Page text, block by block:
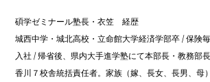
碩学ゼミナール塾長・衣笠 経歴
城西中学・城北高校・立命館大学経済学部卒 /保険
入社 / 帰省後、県内大手進学塾にて本部長・教務部長
香川７校舎統括責任者。家族（嫁、長女、長男、母